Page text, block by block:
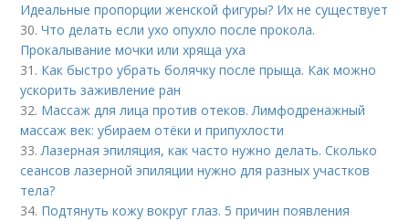
Идеальные пропорции женской фигуры? Их не существует
30.Что делать если ухо опухло после прокола.
Прокалывание мочки или хряща уха
31. Как быстро убрать болячку после прыща. Как можно
ускорить заживление ран
32. Массаж для лица против отеков. Лимфодренажный
массаж век: убираем отёки и припухлости
33.Лазерная эпиляция, как часто нужно делать. Сколько
сеансов лазерной эпиляции нужно для разных участков
тела?
34. Подтянуть кожу вокруг глаз. 5 причин появления